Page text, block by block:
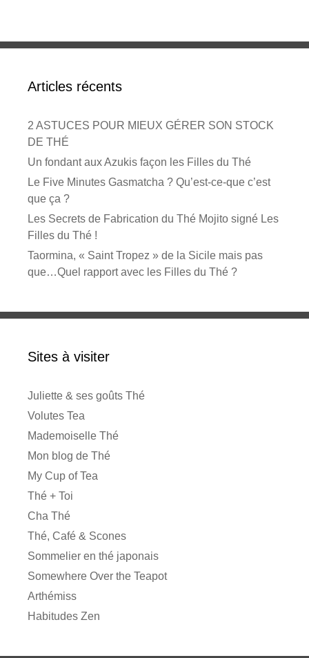
Articles récents
2 ASTUCES POUR MIEUX GÉRER SON STOCK
DE THÉ
Un fondant aux Azukis façon les Filles du Thé
Le Five Minutes Gasmatcha ? Qu’est-ce-que c’est
que ça ?
Les Secrets de Fabrication du Thé Mojito signé Les
Filles du Thé !
Taormina, « Saint Tropez » de la Sicile mais pas
que…Quel rapport avec les Filles du Thé ?
Sites à visiter
Juliette & ses goûts Thé
Volutes Tea
Mademoiselle Thé
Mon blog de Thé
My Cup of Tea
Thé + Toi
Cha Thé
Thé, Café & Scones
Sommelier en thé japonais
Somewhere Over the Teapot
Arthémiss
Habitudes Zen